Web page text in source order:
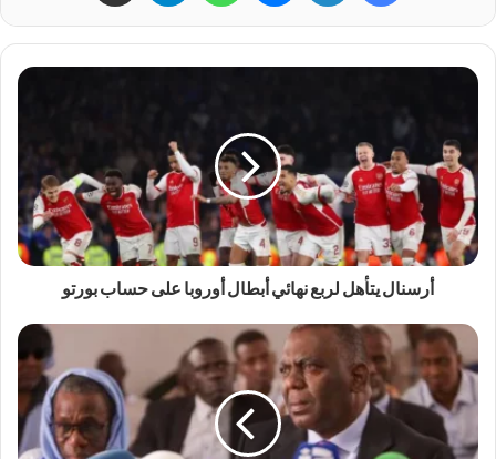
أرسنال يتأهل لربع نهائي أبطال أوروبا على حساب بورتو